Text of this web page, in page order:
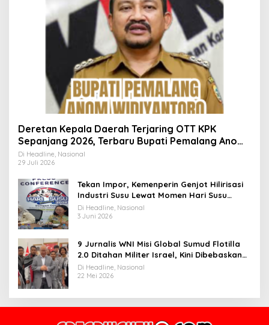
Deretan Kepala Daerah Terjaring OTT KPK
Sepanjang 2026, Terbaru Bupati Pemalang Anom
Widiyantoro
Di Headline, Nasional
29 Juli 2026
Tekan Impor, Kemenperin Genjot Hilirisasi
Industri Susu Lewat Momen Hari Susu
Nusantara 2026
Di Headline, Nasional
3 Juni 2026
9 Jurnalis WNI Misi Global Sumud Flotilla
2.0 Ditahan Militer Israel, Kini Dibebaskan
dan Dievakuasi ke Istanbul
Di Headline, Nasional
22 Mei 2026